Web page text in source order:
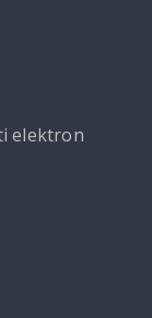
elektron